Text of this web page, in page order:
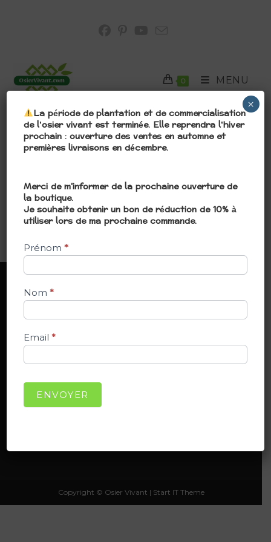
0 MENU
VOTRE PANIER EST ACTUELLEMENT VIDE.
RETOUR À LA BOUTIQUE
Conditions Générales de Ventes
Gestion des Données Personnelles
Rechercher
Copyright © Osier Vivant | Start IT Theme
​La période de plantation et de commercialisation
de l’osier vivant est terminée. Elle reprendra l’hiver
prochain : ouverture des ventes en automne et
premières livraisons en décembre.
Merci de m'informer de la prochaine ouverture de
la boutique.
Je souhaite obtenir un bon de réduction de 10% à
utiliser lors de ma prochaine commande.
Prénom*
Nom*
Email*
ENVOYER
×